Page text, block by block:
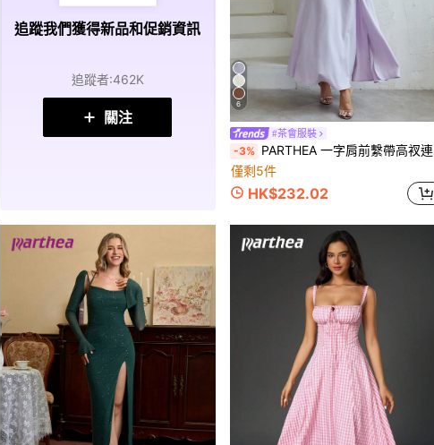
追蹤我們獲得新品和促銷資訊
追蹤者:462K
關注
6
#茶會服裝
-3% PARTHEA 一字肩前繫帶高衩連衣裙
僅剩5件
HK$232.02